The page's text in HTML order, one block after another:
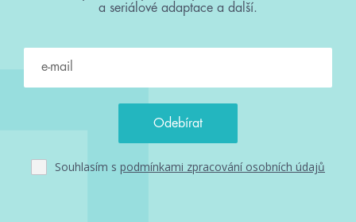
a seriálové adaptace a další.
Souhlasím s podmínkami zpracování osobních údajů